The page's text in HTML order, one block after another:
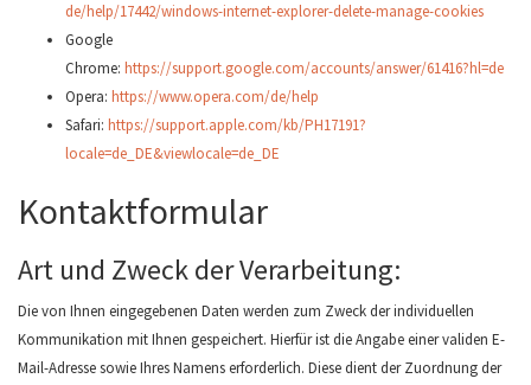
de/help/17442/windows-internet-explorer-delete-manage-cookies
Google
Chrome: https://support.google.com/accounts/answer/61416?hl=de
Opera: https://www.opera.com/de/help
Safari: https://support.apple.com/kb/PH17191?
locale=de_DE&viewlocale=de_DE
Kontaktformular
Art und Zweck der Verarbeitung:
Die von Ihnen eingegebenen Daten werden zum Zweck der individuellen
Kommunikation mit Ihnen gespeichert. Hierfür ist die Angabe einer validen E-
Mail-Adresse sowie Ihres Namens erforderlich. Diese dient der Zuordnung der